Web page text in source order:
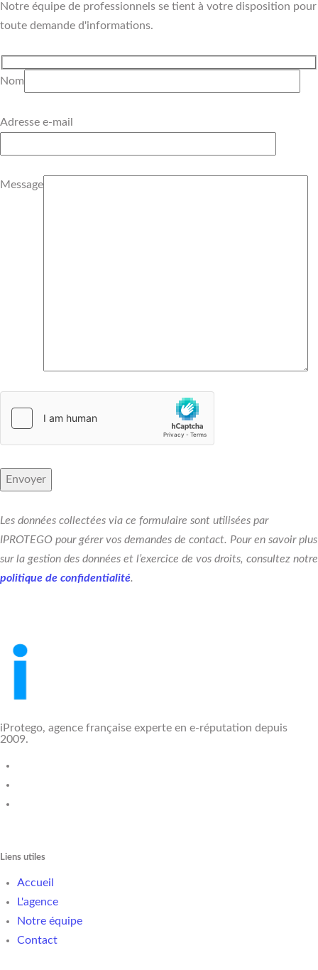
Notre équipe de professionnels se tient à votre disposition pour
toute demande d'informations.
Nom
Adresse e-mail
Message
Les données collectées via ce formulaire sont utilisées par
IPROTEGO pour gérer vos demandes de contact. Pour en savoir plus
sur la gestion des données et l’exercice de vos droits, consultez notre
politique de confidentialité.
iProtego, agence française experte en e-réputation depuis
2009.
Liens utiles
Accueil
L'agence
Notre équipe
Contact